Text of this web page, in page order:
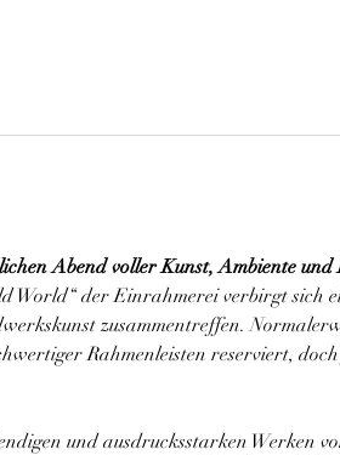
Abend voller Kunst, Ambiente
World“ der Einrahmerei verbirgt sich
zusammentreffen.
Rahmenleisten reserviert,
und ausdrucksstarken Werken